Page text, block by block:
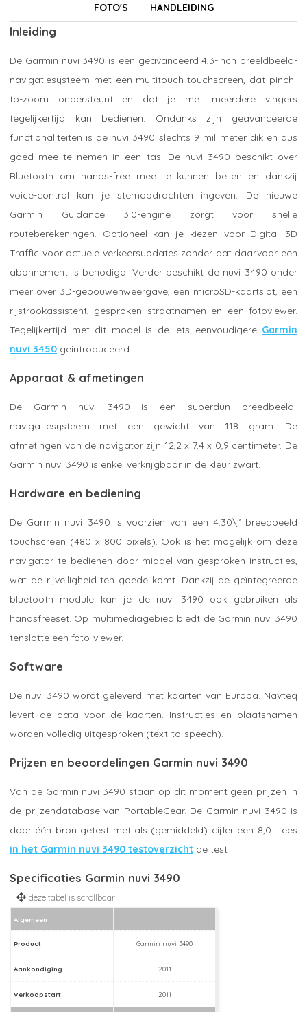
FOTO'S HANDLEIDING
Inleiding
De Garmin nuvi 3490 is een geavanceerd 4,3-inch breeldbeeld-
navigatiesysteem met een multitouch-touchscreen, dat pinch-
to-zoom ondersteunt en dat je met meerdere vingers
tegelijkertijd kan bedienen. Ondanks zijn geavanceerde
functionaliteiten is de nuvi 3490 slechts 9 millimeter dik en dus
goed mee te nemen in een tas. De nuvi 3490 beschikt over
Bluetooth om hands-free mee te kunnen bellen en dankzij
voice-control kan je stemopdrachten ingeven. De nieuwe
Garmin Guidance 3.0-engine zorgt voor snelle
routeberekeningen. Optioneel kan je kiezen voor Digital 3D
Traffic voor actuele verkeersupdates zonder dat daarvoor een
abonnement is benodigd. Verder beschikt de nuvi 3490 onder
meer over 3D-gebouwenweergave, een microSD-kaartslot, een
rijstrookassistent, gesproken straatnamen en een fotoviewer.
Tegelijkertijd met dit model is de iets eenvoudigere Garmin
nuvi 3450 geintroduceerd.
Apparaat & afmetingen
De Garmin nuvi 3490 is een superdun breedbeeld-
navigatiesysteem met een gewicht van 118 gram. De
afmetingen van de navigator zijn 12,2 x 7,4 x 0,9 centimeter. De
Garmin nuvi 3490 is enkel verkrijgbaar in de kleur zwart.
Hardware en bediening
De Garmin nuvi 3490 is voorzien van een 4.30\" breedbeeld
touchscreen (480 x 800 pixels). Ook is het mogelijk om deze
navigator te bedienen door middel van gesproken instructies,
wat de rijveiligheid ten goede komt. Dankzij de geïntegreerde
bluetooth module kan je de nuvi 3490 ook gebruiken als
handsfreeset. Op multimediagebied biedt de Garmin nuvi 3490
tenslotte een foto-viewer.
Software
De nuvi 3490 wordt geleverd met kaarten van Europa. Navteq
levert de data voor de kaarten. Instructies en plaatsnamen
worden volledig uitgesproken (text-to-speech).
Prijzen en beoordelingen Garmin nuvi 3490
Van de Garmin nuvi 3490 staan op dit moment geen prijzen in
de prijzendatabase van PortableGear. De Garmin nuvi 3490 is
door één bron getest met als (gemiddeld) cijfer een 8,0. Lees
in het Garmin nuvi 3490 testoverzicht de test
Specificaties Garmin nuvi 3490
Algemeen
Product Garmin nuvi 3490
Aankondiging 2011
Verkoopstart 2011